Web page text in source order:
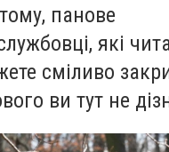
панове
які
сміливо
ви тут не